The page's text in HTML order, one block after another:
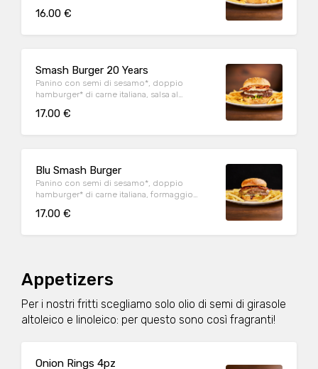
iceberg e cetriolini, accompagnato da
16.00 €
Smash Burger 20 Years
Panino con semi di sesamo*, doppio
hamburger* di carne italiana, salsa al
insalata iceberg, salsa maionese senapata
17.00 €
Blu Smash Burger
Panino con semi di sesamo*, doppio
hamburger* di carne italiana, formaggio
insalata iceberg, servito con patate* Fries e
17.00 €
Appetizers
Per i nostri fritti scegliamo solo olio di semi di girasole
altoleico e linoleico: per questo sono così fragranti!
Onion Rings 4pz